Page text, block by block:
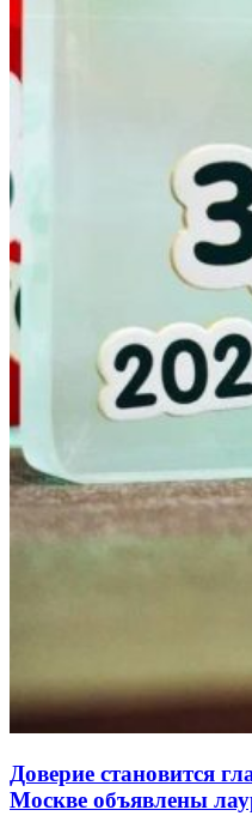
Доверие становится
Москве объявлены